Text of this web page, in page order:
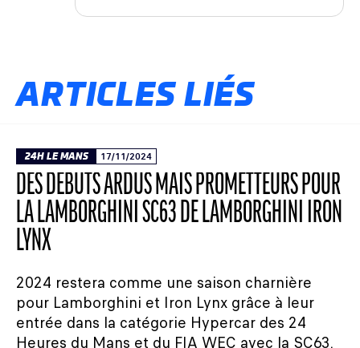
ARTICLES LIÉS
24H LE MANS 17/11/2024
DES DÉBUTS ARDUS MAIS PROMETTEURS POUR
LA LAMBORGHINI SC63 DE LAMBORGHINI IRON
LYNX
2024 restera comme une saison charnière
pour Lamborghini et Iron Lynx grâce à leur
entrée dans la catégorie Hypercar des 24
Heures du Mans et du FIA WEC avec la SC63.